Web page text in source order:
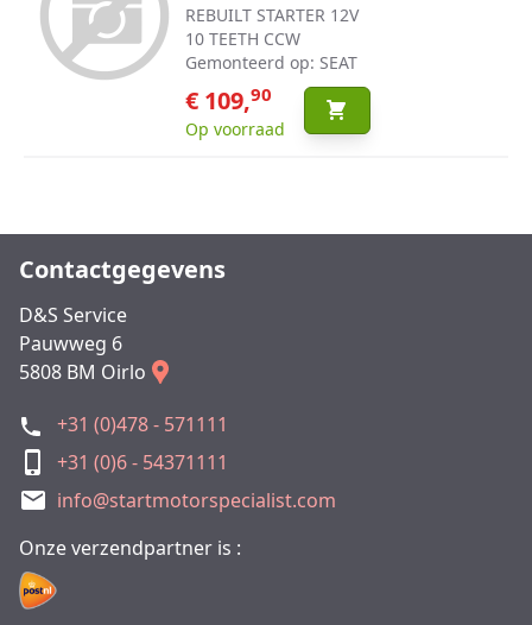
REBUILT STARTER 12V
10 TEETH CCW
Gemonteerd op: SEAT
€ 109,90
Op voorraad
Contactgegevens
D&S Service
Pauwweg 6
5808 BM Oirlo
+31 (0)478 - 571111
+31 (0)6 - 54371111
info@startmotorspecialist.com
Onze verzendpartner is :